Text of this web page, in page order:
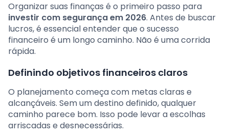
Organizar suas finanças é o primeiro passo para
investir com segurança em 2026. Antes de buscar
lucros, é essencial entender que o sucesso
financeiro é um longo caminho. Não é uma corrida
rápida.
Definindo objetivos financeiros claros
O planejamento começa com metas claras e
alcançáveis. Sem um destino definido, qualquer
caminho parece bom. Isso pode levar a escolhas
arriscadas e desnecessárias.